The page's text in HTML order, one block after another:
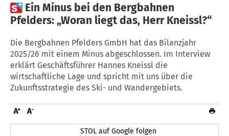
 Ein Minus bei den Bergbahnen
Pfelders: „Woran liegt das, Herr Kneissl?“
Die Bergbahnen Pfelders GmbH hat das Bilanzjahr
2025/26 mit einem Minus abgeschlossen. Im Interview
erklärt Geschäftsführer Hannes Kneissl die
wirtschaftliche Lage und spricht mit uns über die
Zukunftsstrategie des Ski- und Wandergebiets.
STOL auf Google folgen